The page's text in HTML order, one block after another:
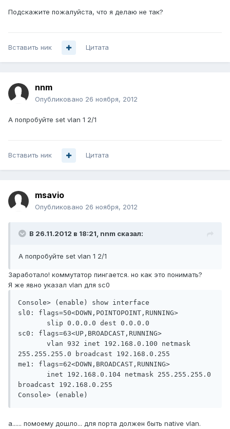
Подскажите пожалуйста, что я делаю не так?
Вставить ник Цитата
nnm
Опубликовано 26 ноября, 2012
А попробуйте set vlan 1 2/1
Вставить ник Цитата
msavio
Опубликовано 26 ноября, 2012
В 26.11.2012 в 18:21, nnm сказал:
А попробуйте set vlan 1 2/1
Заработало! коммутатор пингается. но как это понимать?
Я же явно указал vlan для sc0
Console> (enable) show interface
sl0: flags=50<DOWN,POINTOPOINT,RUNNING>
sc0: flags=63<UP,BROADCAST,RUNNING>
255.255.255.0 broadcast 192.168.0.255
me1: flags=62<DOWN,BROADCAST,RUNNING>
broadcast 192.168.0.255
а...... помоему дошло... для порта должен быть native vlan.